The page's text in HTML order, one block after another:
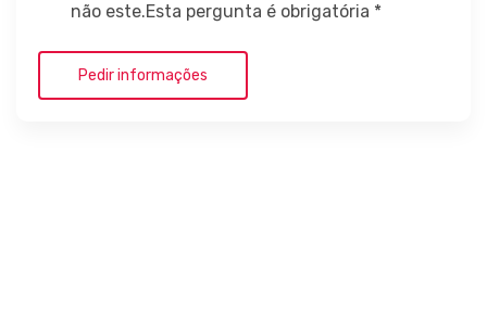
não este.Esta pergunta é obrigatória *